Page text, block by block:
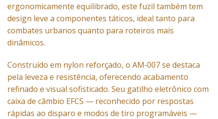
ergonomicamente equilibrado, este fuzil também tem
design leve a componentes táticos, ideal tanto para
combates urbanos quanto para roteiros mais
dinâmicos.
Construído em nylon reforçado, o AM‑007 se destaca
pela leveza e resistência, oferecendo acabamento
refinado e visual sofisticado. Seu gatilho eletrônico com
caixa de câmbio EFCS — reconhecido por respostas
rápidas ao disparo e modos de tiro programáveis ​​—